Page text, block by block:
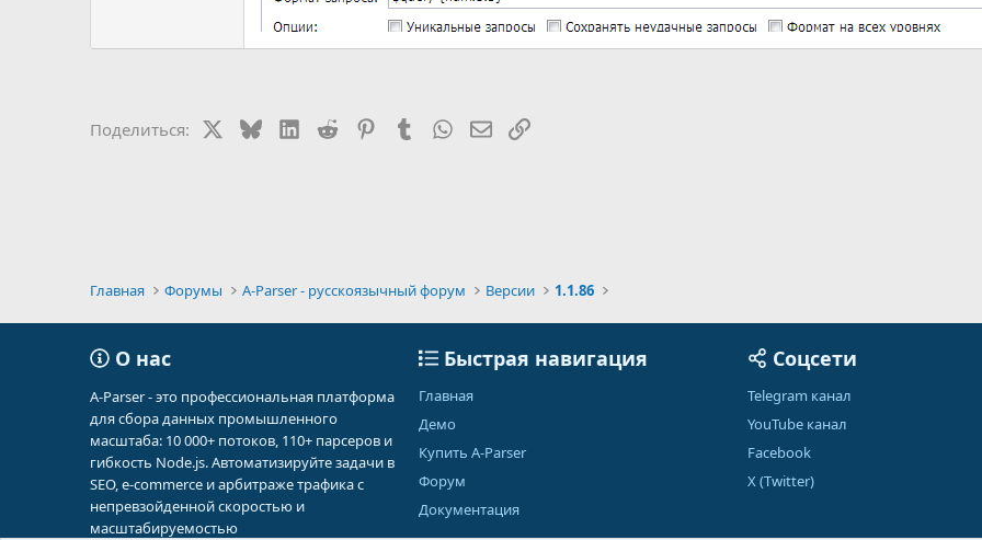
Поделиться: BlueskyLinkedIn
Reddit PinterestTumblrWhatsAppЭлектронная почта
Ссылка
Главная Форумы A-Parser - русскоязычный форум Версии 1.1.86
О нас
A-Parser - это профессиональная платформа
для сбора данных промышленного
масштаба: 10 000+ потоков, 110+ парсеров и
гибкость Node.js. Автоматизируйте задачи в
SEO, e-commerce и арбитраже трафика с
непревзойденной скоростью и
масштабируемостью
Быстрая навигация
Главная
Демо
Купить A-Parser
Форум
Документация
Соцсети
Telegram канал
YouTube канал
Facebook
X (Twitter)